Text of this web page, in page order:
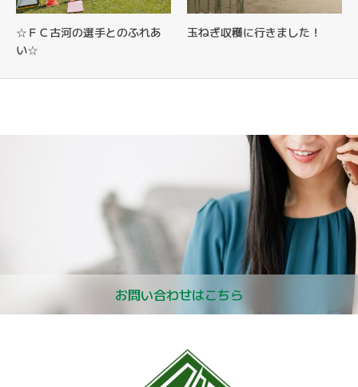
☆ＦＣ古河の選手とのふれあ
い☆
玉ねぎ収穫に行きました！
お問い合わせはこちら